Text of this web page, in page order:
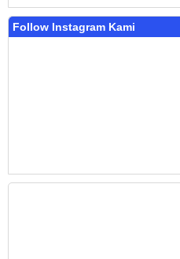
Follow Instagram Kami